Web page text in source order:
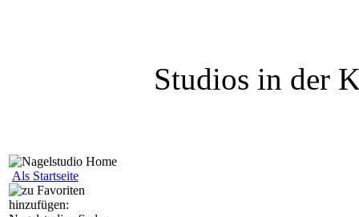
Als Startseite
Studios in der